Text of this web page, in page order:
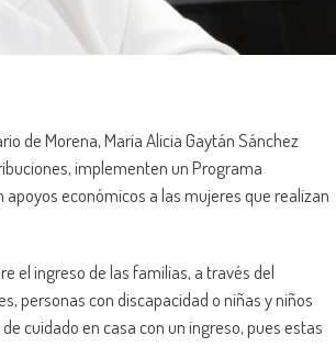
de Morena, María Alicia Gaytán Sánchez
implementen un Programa
económicos a las mujeres que realizan
el ingreso de las familias, a través del
personas con discapacidad o niñas y niños
cuidado en casa con un ingreso, pues estas